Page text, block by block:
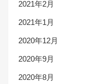
2021年2月
2021年1月
2020年12月
2020年9月
2020年8月